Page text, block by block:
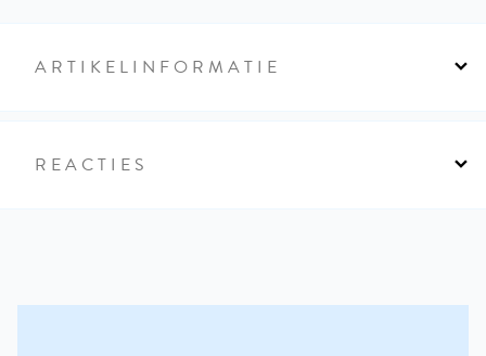
ARTIKELINFORMATIE
REACTIES